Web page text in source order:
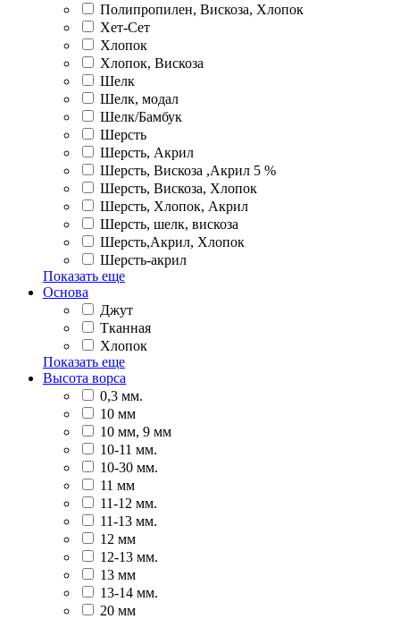
Полипропилен, Вискоза, Хлопок
Хет-Сет
Хлопок
Хлопок, Вискоза
Шелк
Шелк, модал
Шелк/Бамбук
Шерсть
Шерсть, Акрил
Шерсть, Вискоза ,Акрил 5 %
Шерсть, Вискоза, Хлопок
Шерсть, Хлопок, Акрил
Шерсть, шелк, вискоза
Шерсть,Акрил, Хлопок
Шерсть-акрил
Показать еще
Основа
Джут
Тканная
Хлопок
Показать еще
Высота ворса
0,3 мм.
10 мм
10 мм, 9 мм
10-11 мм.
10-30 мм.
11 мм
11-12 мм.
11-13 мм.
12 мм
12-13 мм.
13 мм
13-14 мм.
20 мм